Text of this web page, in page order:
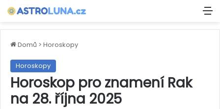
Domů > Horoskopy
Horoskopy
Horoskop pro znamení Rak
na 28. října 2025